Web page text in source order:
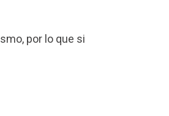
por lo que si